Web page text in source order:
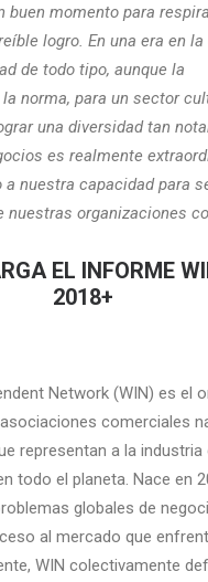
buen momento para
logro. En una era en la
de todo tipo, aunque la
norma, para un sector
una diversidad tan
es realmente
a nuestra capacidad para
nuestras organizaciones
EL INFORME
2018+
Network (WIN) es el
comerciales
representan a la industria
todo el planeta. Nace en
globales de
al mercado que
WIN colectivamente